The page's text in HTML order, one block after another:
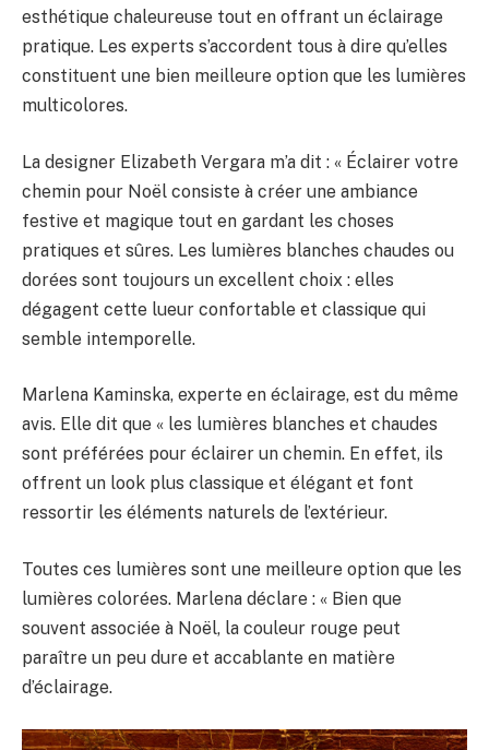
esthétique chaleureuse tout en offrant un éclairage
pratique. Les experts s’accordent tous à dire qu’elles
constituent une bien meilleure option que les lumières
multicolores.
La designer Elizabeth Vergara m’a dit : « Éclairer votre
chemin pour Noël consiste à créer une ambiance
festive et magique tout en gardant les choses
pratiques et sûres. Les lumières blanches chaudes ou
dorées sont toujours un excellent choix : elles
dégagent cette lueur confortable et classique qui
semble intemporelle.
Marlena Kaminska, experte en éclairage, est du même
avis. Elle dit que « les lumières blanches et chaudes
sont préférées pour éclairer un chemin. En effet, ils
offrent un look plus classique et élégant et font
ressortir les éléments naturels de l’extérieur.
Toutes ces lumières sont une meilleure option que les
lumières colorées. Marlena déclare : « Bien que
souvent associée à Noël, la couleur rouge peut
paraître un peu dure et accablante en matière
d’éclairage.